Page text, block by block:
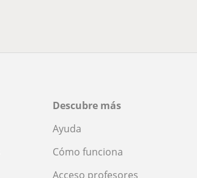
Descubre más
Ayuda
Cómo funciona
Acceso profesores